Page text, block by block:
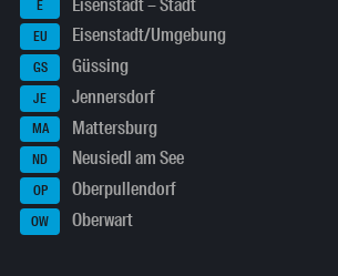
E Eisenstadt – Stadt
EU Eisenstadt/Umgebung
GS Güssing
JE Jennersdorf
MA Mattersburg
ND Neusiedl am See
OP Oberpullendorf
OW Oberwart